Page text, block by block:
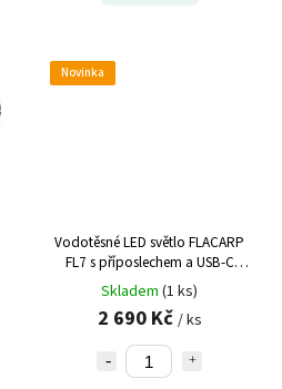
Novinka
Vodotěsné LED světlo FLACARP
FL7 s příposlechem a USB-C
konektorem
Skladem (1 ks)
2 690 Kč / ks